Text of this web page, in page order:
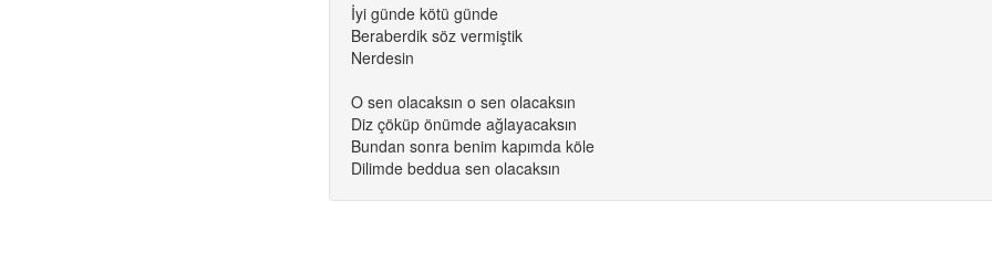
İyi günde kötü günde
Beraberdik söz vermiştik
Nerdesin
O sen olacaksın o sen olacaksın
Diz çöküp önümde ağlayacaksın
Bundan sonra benim kapımda köle
Dilimde beddua sen olacaksın